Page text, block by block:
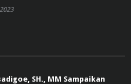
SH., MM Sampaikan